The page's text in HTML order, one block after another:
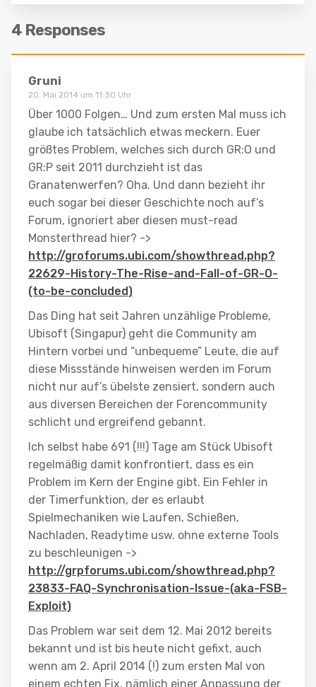
4 Responses
Gruni
20. Mai 2014 um 11:30 Uhr
Über 1000 Folgen… Und zum ersten Mal muss ich
glaube ich tatsächlich etwas meckern. Euer
größtes Problem, welches sich durch GR:O und
GR:P seit 2011 durchzieht ist das
Granatenwerfen? Oha. Und dann bezieht ihr
euch sogar bei dieser Geschichte noch auf’s
Forum, ignoriert aber diesen must-read
Monsterthread hier? ->
http://groforums.ubi.com/showthread.php?
22629-History-The-Rise-and-Fall-of-GR-O-
(to-be-concluded)
Das Ding hat seit Jahren unzählige Probleme,
Ubisoft (Singapur) geht die Community am
Hintern vorbei und “unbequeme” Leute, die auf
diese Missstände hinweisen werden im Forum
nicht nur auf’s übelste zensiert, sondern auch
aus diversen Bereichen der Forencommunity
schlicht und ergreifend gebannt.
Ich selbst habe 691 (!!!) Tage am Stück Ubisoft
regelmäßig damit konfrontiert, dass es ein
Problem im Kern der Engine gibt. Ein Fehler in
der Timerfunktion, der es erlaubt
Spielmechaniken wie Laufen, Schießen,
Nachladen, Readytime usw. ohne externe Tools
zu beschleunigen ->
http://grpforums.ubi.com/showthread.php?
23833-FAQ-Synchronisation-Issue-(aka-FSB-
Exploit)
Das Problem war seit dem 12. Mai 2012 bereits
bekannt und ist bis heute nicht gefixt, auch
wenn am 2. April 2014 (!) zum ersten Mal von
einem echten Fix, nämlich einer Anpassung der